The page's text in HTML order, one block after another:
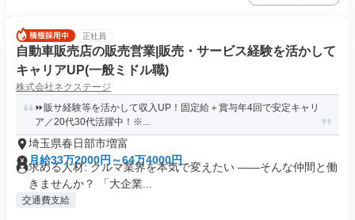
正社員
自動車販売店の販売営業|販売・サービス経験を活かして
キャリアUP(一般ミドル職)
株式会社ネクステージ
⏩️販サ経験等を活かして収入UP！固定給＋賞与年4回で安定キャリ
ア／20代30代活躍中！※...
埼玉県春日部市増富
月給33万2000円～64万4000円
求める人材: クルマ業界を本気で変えたい ――そんな仲間と働
きませんか？ 「大企業...
交通費支給